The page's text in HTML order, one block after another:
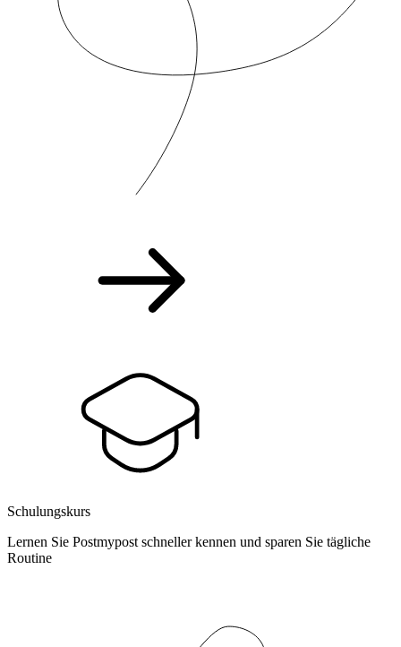
Schulungskurs
Lernen Sie Postmypost schneller kennen und sparen Sie tägliche
Routine